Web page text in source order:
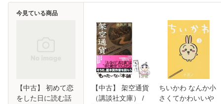
【中古】 初めて恋
をした日に読む話
今見ている商品
【中古】 架空通貨
（講談社文庫） /
ちいかわ なんか小
さくてかわいいや